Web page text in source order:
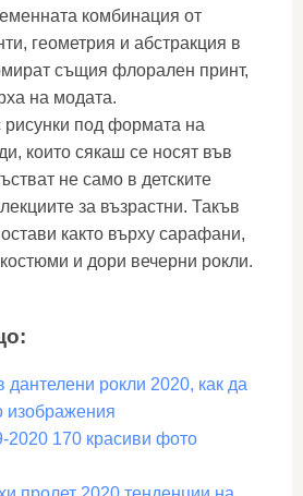
комбинация от
геометрия и абстракция в
същия флорален принт,
на модата.
рисунки под формата на
които сякаш се носят във
не само в детските
за възрастни. Такъв
както върху сарафани,
и дори вечерни рокли.
рокли 2020, как да
изображения
2020 170 красиви фото